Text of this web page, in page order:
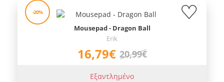
-20%
Mousepad - Dragon Ball
Erik
16,79€ 20,99€
Εξαντλημένο